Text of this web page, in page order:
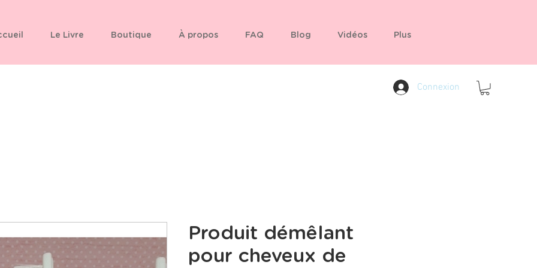
Le Livre Boutique À propos FAQ Blog Vidéos Plus
Connexion
Produit démêlant
pour cheveux de